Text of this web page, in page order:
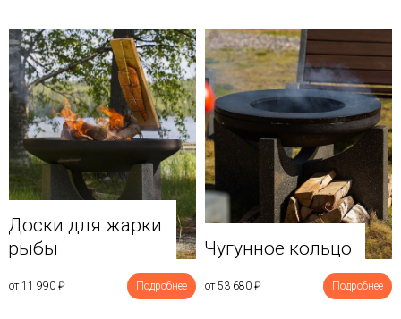
Доски для жарки
рыбы
от 11 990 ₽ Подробнее
Чугунное кольцо
от 53 680 ₽ Подробнее